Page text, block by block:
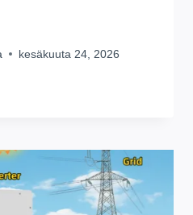
kesäkuuta 24, 2026